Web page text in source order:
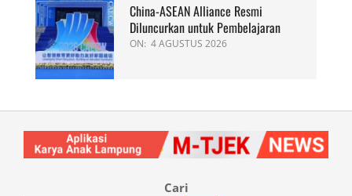
China-ASEAN Alliance Resmi
Diluncurkan untuk Pembelajaran
ON: 4 AGUSTUS 2026
Cari